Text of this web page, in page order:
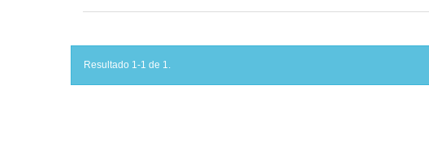
Resultado 1-1 de 1.